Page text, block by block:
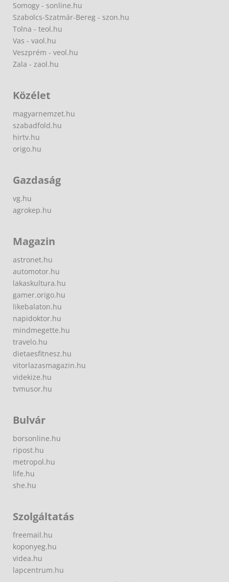
Somogy - sonline.hu
Szabolcs-Szatmár-Bereg - szon.hu
Tolna - teol.hu
Vas - vaol.hu
Veszprém - veol.hu
Zala - zaol.hu
Közélet
magyarnemzet.hu
szabadfold.hu
hirtv.hu
origo.hu
Gazdaság
vg.hu
agrokep.hu
Magazin
astronet.hu
automotor.hu
lakaskultura.hu
gamer.origo.hu
likebalaton.hu
napidoktor.hu
mindmegette.hu
travelo.hu
dietaesfitnesz.hu
vitorlazasmagazin.hu
videkize.hu
tvmusor.hu
Bulvár
borsonline.hu
ripost.hu
metropol.hu
life.hu
she.hu
Szolgáltatás
freemail.hu
koponyeg.hu
videa.hu
lapcentrum.hu